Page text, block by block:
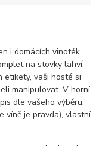
i domácích vinoték.
na stovky lahví.
etikety, vaši hosté si
manipulovat. V horní
dle vašeho výběru.
víně je pravda), vlastní